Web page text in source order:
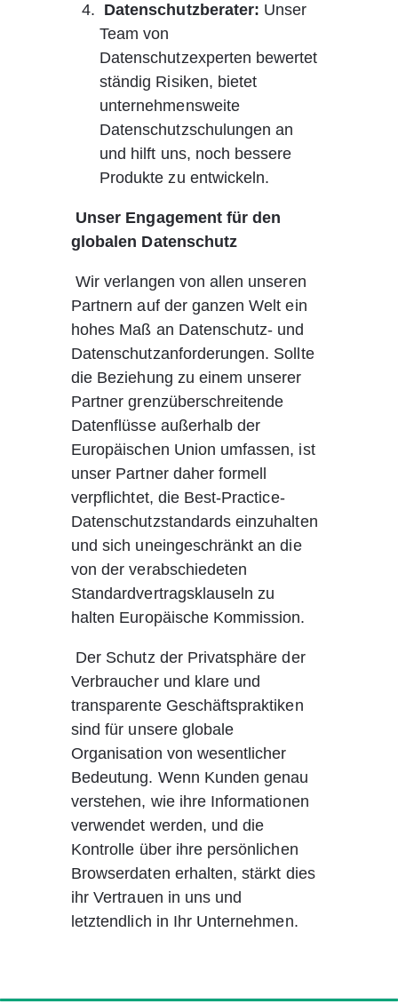
Datenschutzberater: Unser
Team von
Datenschutzexperten bewertet
ständig Risiken, bietet
unternehmensweite
Datenschutzschulungen an
und hilft uns, noch bessere
Produkte zu entwickeln.
Unser Engagement für den
globalen Datenschutz
Wir verlangen von allen unseren
Partnern auf der ganzen Welt ein
hohes Maß an Datenschutz- und
Datenschutzanforderungen. Sollte
die Beziehung zu einem unserer
Partner grenzüberschreitende
Datenflüsse außerhalb der
Europäischen Union umfassen, ist
unser Partner daher formell
verpflichtet, die Best-Practice-
Datenschutzstandards einzuhalten
und sich uneingeschränkt an die
von der verabschiedeten
Standardvertragsklauseln zu
halten Europäische Kommission.
Verbraucher und klare und
transparente Geschäftspraktiken
sind für unsere globale
Organisation von wesentlicher
Bedeutung. Wenn Kunden genau
verstehen, wie ihre Informationen
verwendet werden, und die
Kontrolle über ihre persönlichen
Browserdaten erhalten, stärkt dies
ihr Vertrauen in uns und
letztendlich in Ihr Unternehmen.